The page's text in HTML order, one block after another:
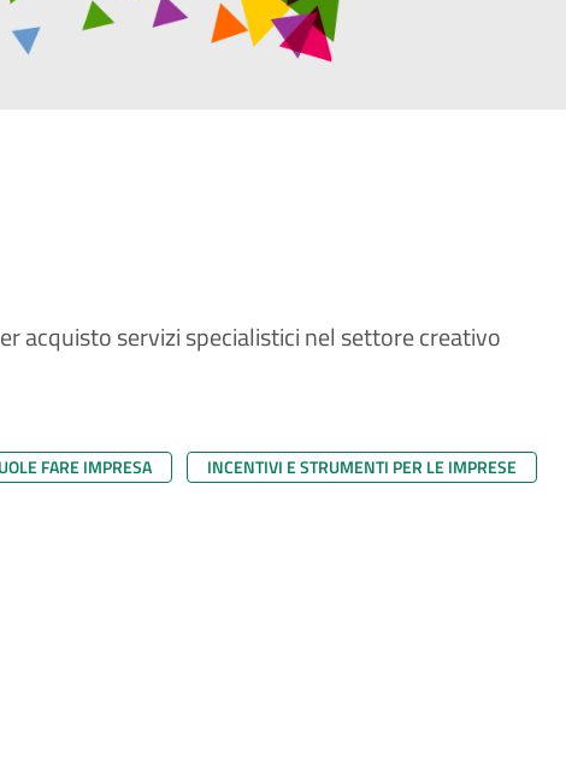
acquisto servizi specialistici nel settore creativo
FARE IMPRESA INCENTIVI E STRUMENTI PER LE IMPRESE